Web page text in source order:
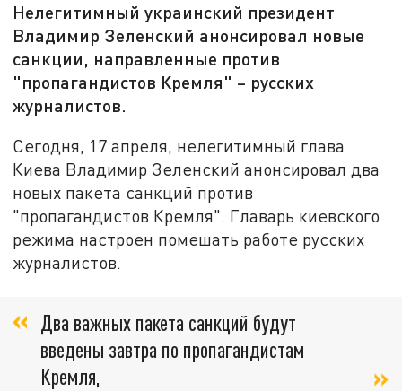
Нелегитимный украинский президент
Владимир Зеленский анонсировал новые
санкции, направленные против
"пропагандистов Кремля" – русских
журналистов.
Сегодня, 17 апреля, нелегитимный глава
Киева Владимир Зеленский анонсировал два
новых пакета санкций против
"пропагандистов Кремля". Главарь киевского
режима настроен помешать работе русских
журналистов.
Два важных пакета санкций будут
введены завтра по пропагандистам
Кремля,